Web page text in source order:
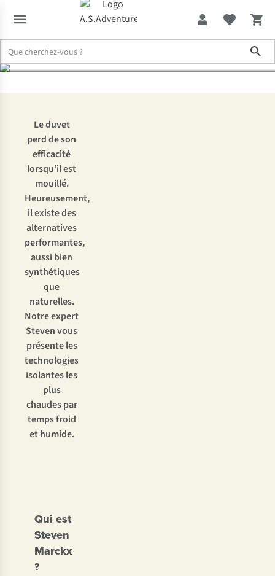
temps humide et froid
Le duvet
perd de son
efficacité
lorsqu’il est
mouillé.
Heureusement,
il existe des
alternatives
performantes,
aussi bien
synthétiques
que
naturelles.
Notre expert
Steven vous
présente les
technologies
isolantes les
plus
chaudes par
temps froid
et humide.
Qui est
Steven
Marckx
?